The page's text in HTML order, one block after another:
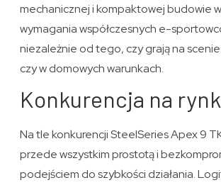
mechanicznej i kompaktowej budowie
wymagania współczesnych e-
niezależnie od tego, czy grają na
czy w domowych warunkach.
Konkurencja na
Na tle konkurencji SteelSeries Apex 9
przede wszystkim prostotą i
podejściem do szybkości działania.